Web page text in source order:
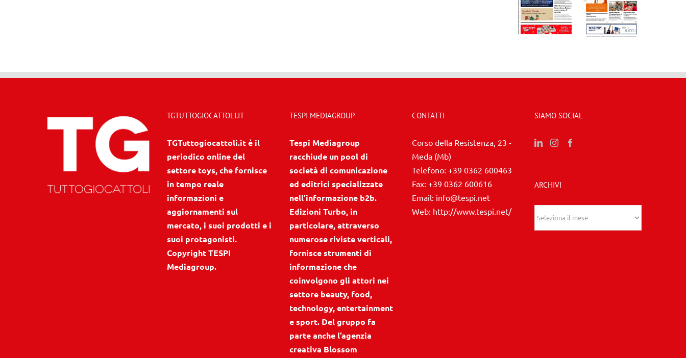
TGTUTTOGIOCATTOLI.IT
TGTuttogiocattoli.it è il
periodico online del
settore toys, che fornisce
in tempo reale
informazioni e
aggiornamenti sul
mercato, i suoi prodotti e i
suoi protagonisti.
Copyright TESPI
Mediagroup.
TESPI MEDIAGROUP
Tespi Mediagroup
racchiude un pool di
società di comunicazione
ed editrici specializzate
nell’informazione b2b.
Edizioni Turbo, in
particolare, attraverso
numerose riviste verticali,
fornisce strumenti di
informazione che
coinvolgono gli attori nei
settore beauty, food,
technology, entertainment
e sport. Del gruppo fa
parte anche l’agenzia
creativa Blossom
CONTATTI
Corso della Resistenza, 23 -
Meda (Mb)
Telefono: +39 0362 600463
Fax: +39 0362 600616
Email: info@tespi.net
Web: http://www.tespi.net/
SIAMO SOCIAL
ARCHIVI